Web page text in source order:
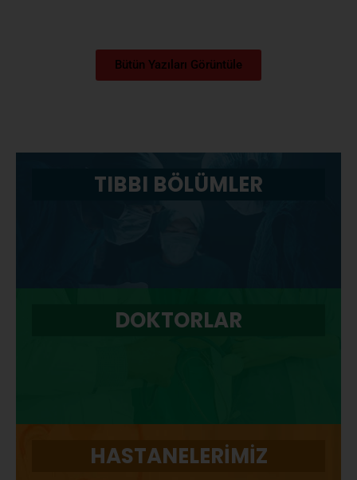
Bütün Yazıları Görüntüle
TIBBI BÖLÜMLER
DOKTORLAR
HASTANELERİMİZ